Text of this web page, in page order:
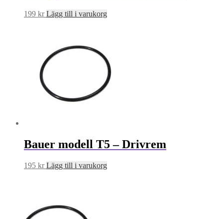
199 kr Lägg till i varukorg
Bauer modell T5 – Drivrem
195 kr Lägg till i varukorg